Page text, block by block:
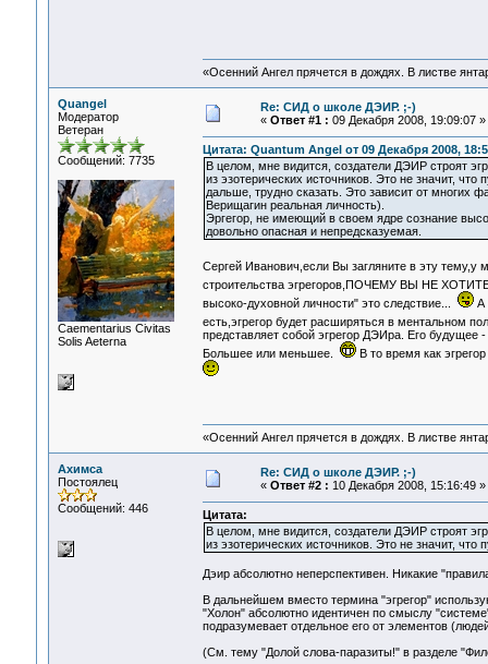
«Осенний Ангел прячется в дождях. В листве
Quangel
Модератор
Ветеран
Сообщений: 7735
Сaementarius Civitas
Solis Aeterna
Re: СИД о школе ДЭИР. ;-)
« Ответ #1 : 09 Декабря 2008, 19:09:07 »
Цитата: Quantum Angel от 09 Декабря 2008,
В целом, мне видится, создатели ДЭИР строят
из эзотерических источников. Это не значит,
дальше, трудно сказать. Это зависит от многих
Верищагин реальная личность).
Эргегор, не имеющий в своем ядре сознание
довольно опасная и непредсказуемая.
Сергей Иванович,если Вы загляните в эту тему,у
строительства эгрегоров,ПОЧЕМУ ВЫ НЕ
высоко-духовной личности" это следствие...
А
есть,эгрегор будет расширяться в ментальном
представляет собой эгрегор ДЭИра. Его будущее -
Большее или меньшее.
В то время как
«Осенний Ангел прячется в дождях. В листве
Ахимса
Постоялец
Сообщений: 446
Re: СИД о школе ДЭИР. ;-)
« Ответ #2 : 10 Декабря 2008, 15:16:49 »
Цитата:
В целом, мне видится, создатели ДЭИР строят
из эзотерических источников. Это не значит,
Дэир абсолютно неперспективен. Никакие
В дальнейшем вместо термина "эгрегор"
"Холон" абсолютно идентичен по смыслу
подразумевает отдельное его от элементов
(См. тему "Долой слова-паразиты!" в разделе